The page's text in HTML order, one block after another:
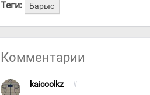
Теги: Барыс
Комментарии
kaicoolkz #